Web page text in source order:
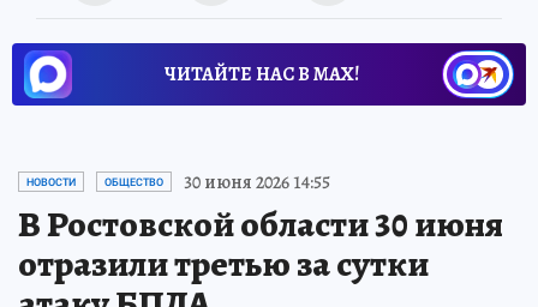
ЧИТАЙТЕ НАС В МАХ!
НОВОСТИ ОБЩЕСТВО 30 июня 2026 14:55
В Ростовской области 30 июня
отразили третью за сутки